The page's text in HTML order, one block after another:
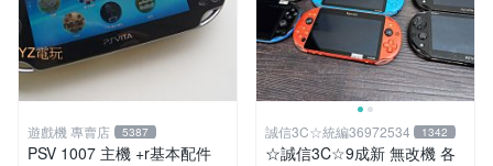
遊戲機 專賣店 5387
PSV 1007 主機 +r基本配件
誠信3C☆統編36972534 1342
☆誠信3C☆9成新 無改機 各